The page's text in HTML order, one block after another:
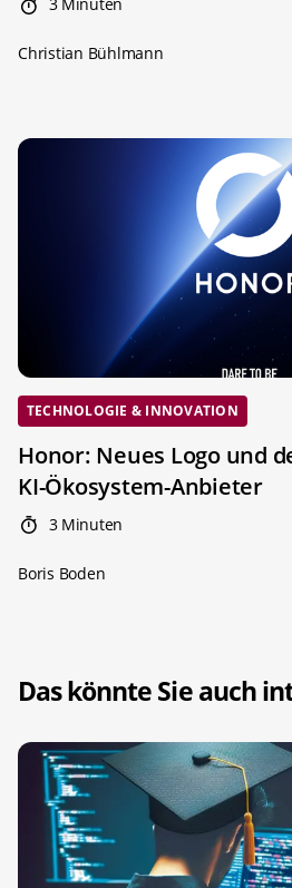
3 Minuten
Christian Bühlmann
TECHNOLOGIE & INNOVATION
Honor: Neues Logo und
KI-Ökosystem-Anbieter
3 Minuten
Boris Boden
Das könnte Sie auch